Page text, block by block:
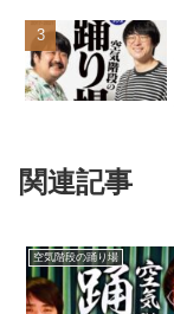
関連記事
空気階段の踊り場